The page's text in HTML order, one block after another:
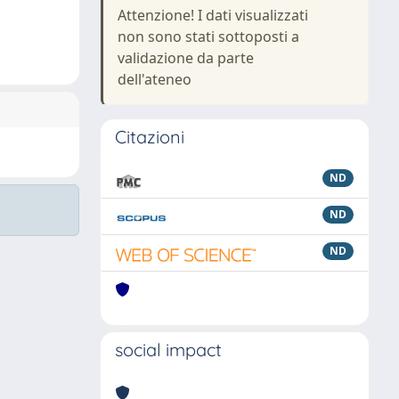
Attenzione! I dati visualizzati
non sono stati sottoposti a
validazione da parte
dell'ateneo
Citazioni
ND
ND
ND
social impact